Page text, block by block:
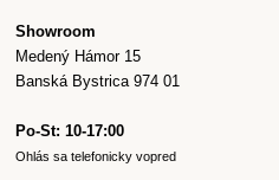
Showroom
Medený Hámor 15
Banská Bystrica 974 01
Po-St: 10-17:00
Ohlás sa telefonicky vopred